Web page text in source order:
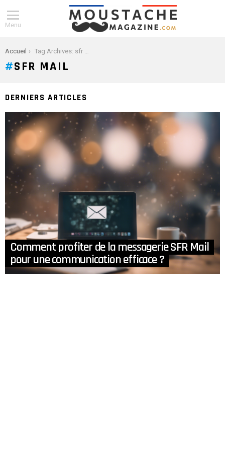
Menu
You are here:
Accueil Tag Archives: sfr mail
SFR MAIL
DERNIERS ARTICLES
Comment profiter de la messagerie SFR Mail
pour une communication efficace ?